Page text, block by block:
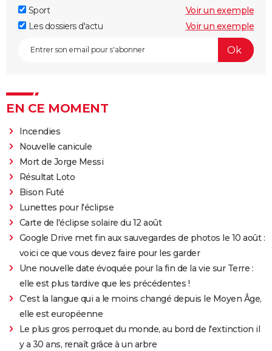
Sport
Voir un exemple
Les dossiers d'actu
Voir un exemple
EN CE MOMENT
Incendies
Nouvelle canicule
Mort de Jorge Messi
Résultat Loto
Bison Futé
Lunettes pour l'éclipse
Carte de l'éclipse solaire du 12 août
Google Drive met fin aux sauvegardes de photos le 10 août :
voici ce que vous devez faire pour les garder
Une nouvelle date évoquée pour la fin de la vie sur Terre :
elle est plus tardive que les précédentes !
C'est la langue qui a le moins changé depuis le Moyen Âge,
elle est européenne
Le plus gros perroquet du monde, au bord de l'extinction il
y a 30 ans, renaît grâce à un arbre